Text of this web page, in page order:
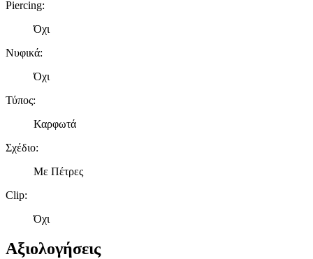
Piercing:
Όχι
Νυφικά:
Όχι
Τύπος:
Καρφωτά
Σχέδιο:
Με Πέτρες
Clip:
Όχι
Αξιολογήσεις